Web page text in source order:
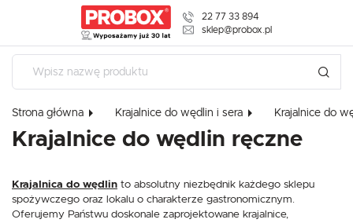
22 77 33 894
sklep@probox.pl
Strona główna Krajalnice do wędlin i sera Krajalnice do
Krajalnice do wędlin ręczne
Krajalnica do wędlin to absolutny niezbędnik każdego sklepu
spożywczego oraz lokalu o charakterze gastronomicznym.
Oferujemy Państwu doskonale zaprojektowane krajalnice,
USTAWIENIA
Szanujemy Twoją prywatność. Możesz zmienić ustawienia cookies
zaakceptować je wszystkie. W dowolnym momencie możesz
zmiany swoich ustawień.
USTAWIENIA REGIONALNE
Lokalizacja
Polska
polski
Polski złoty (PLN)